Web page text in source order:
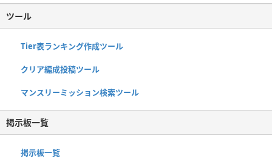
ツール
Tier表ランキング作成ツール
クリア編成投稿ツール
マンスリーミッション検索ツール
掲示板一覧
掲示板一覧